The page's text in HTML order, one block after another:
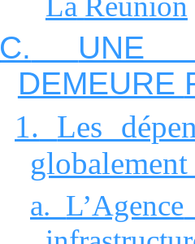
C.
UNE
DEMEURE
1. Les
globalement
a. L’Agence